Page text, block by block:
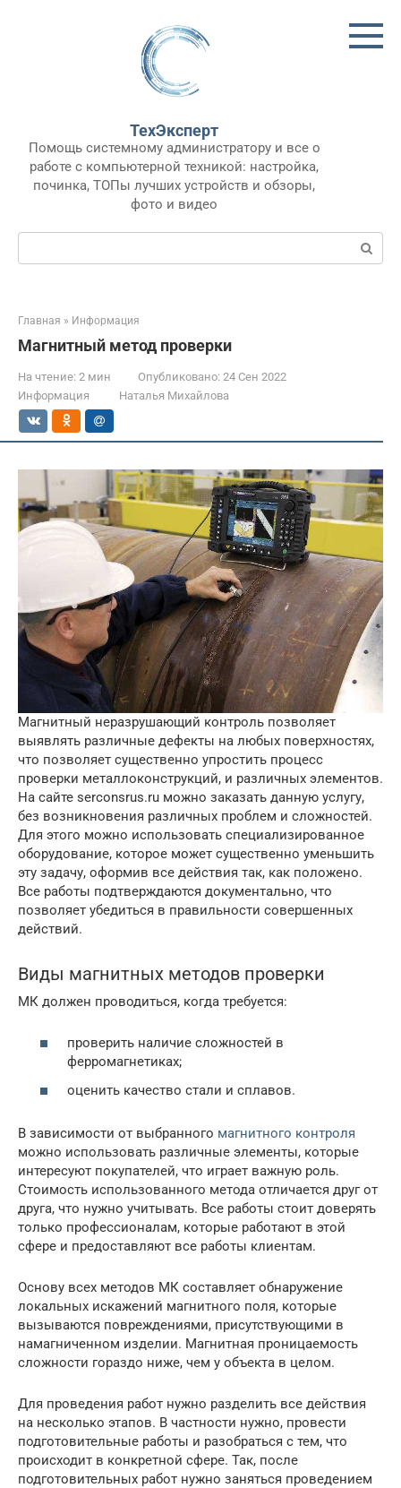
ТехЭксперт
Помощь системному администратору и все о
работе с компьютерной техникой: настройка,
починка, ТОПы лучших устройств и обзоры,
фото и видео
Поиск:
Главная » Информация
Магнитный метод проверки
На чтение: 2 мин Опубликовано: 24 Сен 2022
Информация
Наталья Михайлова
Магнитный неразрушающий контроль позволяет
выявлять различные дефекты на любых поверхностях,
что позволяет существенно упростить процесс
проверки металлоконструкций, и различных элементов.
На сайте serconsrus.ru можно заказать данную услугу,
без возникновения различных проблем и сложностей.
Для этого можно использовать специализированное
оборудование, которое может существенно уменьшить
эту задачу, оформив все действия так, как положено.
Все работы подтверждаются документально, что
позволяет убедиться в правильности совершенных
действий.
Виды магнитных методов проверки
МК должен проводиться, когда требуется:
проверить наличие сложностей в
ферромагнетиках;
оценить качество стали и сплавов.
В зависимости от выбранного магнитного контроля
можно использовать различные элементы, которые
интересуют покупателей, что играет важную роль.
Стоимость использованного метода отличается друг от
друга, что нужно учитывать. Все работы стоит доверять
только профессионалам, которые работают в этой
сфере и предоставляют все работы клиентам.
Основу всех методов МК составляет обнаружение
локальных искажений магнитного поля, которые
вызываются повреждениями, присутствующими в
намагниченном изделии. Магнитная проницаемость
сложности гораздо ниже, чем у объекта в целом.
Для проведения работ нужно разделить все действия
на несколько этапов. В частности нужно, провести
подготовительные работы и разобраться с тем, что
происходит в конкретной сфере. Так, после
подготовительных работ нужно заняться проведением